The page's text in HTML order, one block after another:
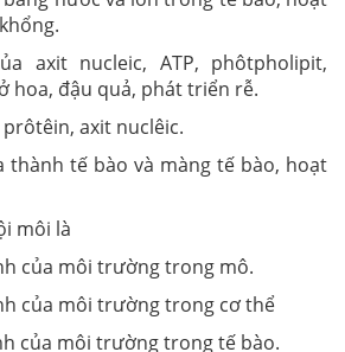
axit nucleic, ATP, phôtpholipit,
hoa, đậu quả, phát triển rễ.
axit nuclêic.
thành tế bào và màng tế bào, hoạt
môi là
của môi trường trong mô.
của môi trường trong cơ thể
của môi trường trong tế bào.